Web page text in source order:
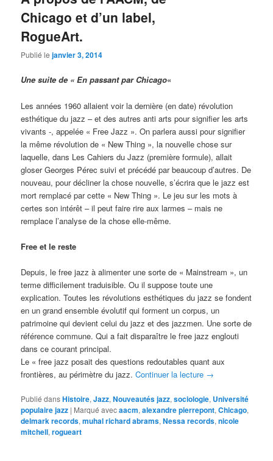
Chicago et d’un label,
RogueArt.
Publié lejanvier 3, 2014
Une suite de « En passant par Chicago«
Les années 1960 allaient voir la dernière (en date) révolution
esthétique du jazz – et des autres anti arts pour signifier les arts
vivants -, appelée « Free Jazz ». On parlera aussi pour signifier
la même révolution de « New Thing », la nouvelle chose sur
laquelle, dans Les Cahiers du Jazz (première formule), allait
gloser Georges Pérec suivi et précédé par beaucoup d’autres. De
nouveau, pour décliner la chose nouvelle, s’écrira que le jazz est
mort remplacé par cette « New Thing ». Le jeu sur les mots à
certes son intérêt – il peut faire rire aux larmes – mais ne
remplace l’analyse de la chose elle-même.
Free et le reste
Depuis, le free jazz à alimenter une sorte de « Mainstream », un
terme difficilement traduisible. Ou il suppose toute une
explication. Toutes les révolutions esthétiques du jazz se fondent
en un grand ensemble évolutif qui forment un corpus, un
patrimoine qui devient celui du jazz et des jazzmen. Une sorte de
référence commune. Qui a fait disparaître le free jazz englouti
dans ce courant principal.
Le « free jazz posait des questions redoutables quant aux
frontières, au périmètre du jazz.Continuer la lecture →
Publié dansHistoire,Jazz,Nouveautés jazz,sociologie, Université
populaire jazz | Marqué avecaacm,alexandre pierrepont,Chicago,
delmark records,muhal richard abrams,Nessa records,nicole
mitchell,rogueart